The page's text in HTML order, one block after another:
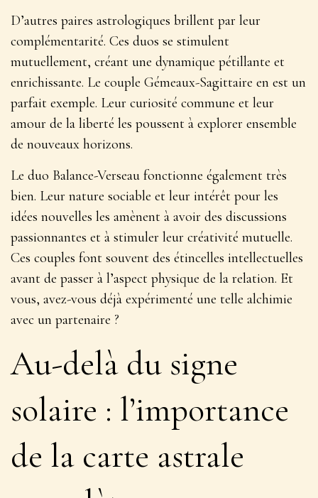
D’autres paires astrologiques brillent par leur
complémentarité. Ces duos se stimulent
mutuellement, créant une dynamique pétillante et
enrichissante. Le couple Gémeaux-Sagittaire en est un
parfait exemple. Leur curiosité commune et leur
amour de la liberté les poussent à explorer ensemble
de nouveaux horizons.
Le duo Balance-Verseau fonctionne également très
bien. Leur nature sociable et leur intérêt pour les
idées nouvelles les amènent à avoir des discussions
passionnantes et à stimuler leur créativité mutuelle.
Ces couples font souvent des étincelles intellectuelles
avant de passer à l’aspect physique de la relation. Et
vous, avez-vous déjà expérimenté une telle alchimie
avec un partenaire ?
Au-delà du signe
solaire : l’importance
de la carte astrale